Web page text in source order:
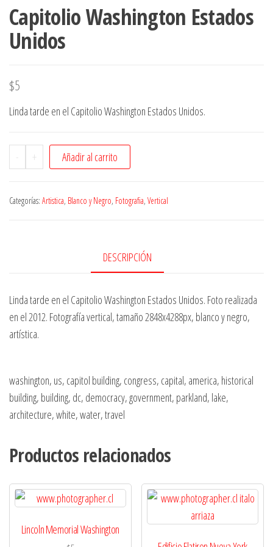
Capitolio Washington Estados
Unidos
$5
Linda tarde en el Capitolio Washington Estados Unidos.
- + Añadir al carrito
Categorías: Artistica, Blanco y Negro, Fotografia, Vertical
DESCRIPCIÓN
Linda tarde en el Capitolio Washington Estados Unidos. Foto realizada
en el 2012. Fotografía vertical, tamaño 2848x4288px, blanco y negro,
artística.
washington, us, capitol building, congress, capital, america, historical
building, building, dc, democracy, government, parkland, lake,
architecture, white, water, travel
Productos relacionados
Lincoln Memorial Washington